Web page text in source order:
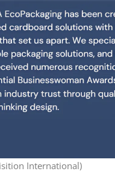
International)